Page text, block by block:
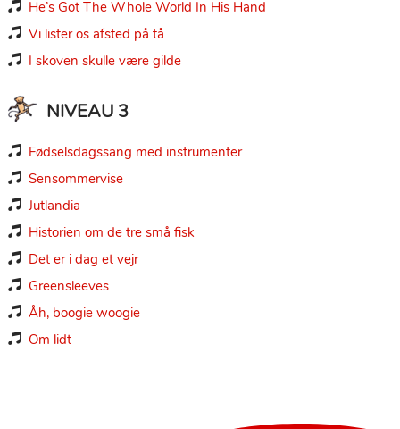
 He’s Got The Whole World In His Hand
 Vi lister os afsted på tå
 I skoven skulle være gilde
NIVEAU 3
 Fødselsdagssang med instrumenter
 Sensommervise
 Jutlandia
 Historien om de tre små fisk
 Det er i dag et vejr
 Greensleeves
 Åh, boogie woogie
 Om lidt